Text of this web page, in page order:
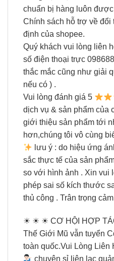
chuẩn bị hàng luôn
Chính sách hỗ trợ về đổi
định của shopee.
Quý khách vui lòng liên
số điện thoại trực
thắc mắc cũng như giải
nếu có ) .
Vui lòng đánh giá 5
dịch vụ & sản phẩm của
giới thiệu sản phẩm tới
hơn,chúng tôi vô cùng
lưu ý : do hiệu ứng
sắc thực tế của sản
so với hình ảnh . Xin vui
phép sai số kích thước
thủ công . Trân trọng
☀ ☀ ☀ CƠ HỘI HỢP
Thế Giới Mũ vẫn tuyển
toàn quốc.Vui Lòng Liên
chuyên sỉ liên lạc